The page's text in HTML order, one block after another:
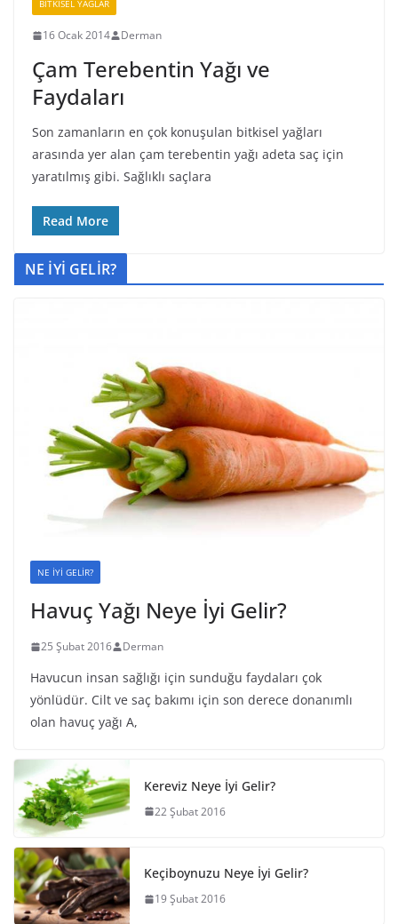
BİTKİSEL YAĞLAR
16 Ocak 2014 Derman
Çam Terebentin Yağı ve
Faydaları
Son zamanların en çok konuşulan bitkisel yağları
arasında yer alan çam terebentin yağı adeta saç için
yaratılmış gibi. Sağlıklı saçlara
Read More
NE İYİ GELİR?
NE İYİ GELİR?
Havuç Yağı Neye İyi Gelir?
25 Şubat 2016 Derman
Havucun insan sağlığı için sunduğu faydaları çok
yönlüdür. Cilt ve saç bakımı için son derece donanımlı
olan havuç yağı A,
Kereviz Neye İyi Gelir?
22 Şubat 2016
Keçiboynuzu Neye İyi Gelir?
19 Şubat 2016